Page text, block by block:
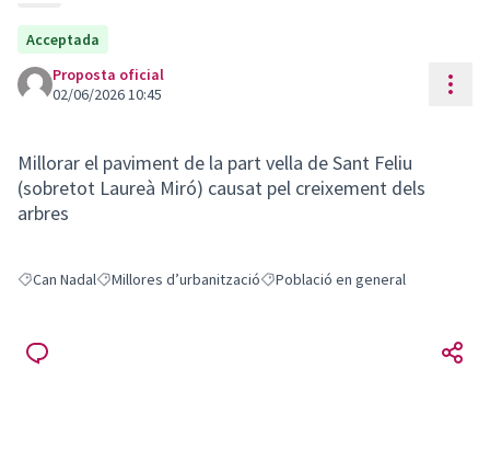
Acceptada
Proposta oficial
02/06/2026 10:45
Millorar el paviment de la part vella de Sant Feliu
(sobretot Laureà Miró) causat pel creixement dels
arbres
Resultats en filtrar per: Can Nadal
Can NadalResultats en filtrar per: Millores d’urbanització
Millores d’urbanitzacióResultats en filtrar per: Població
Població en general